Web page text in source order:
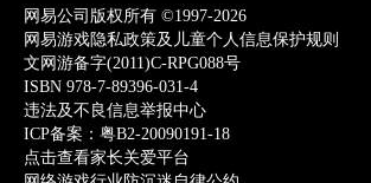
网易公司版权所有 ©1997-2026
网易游戏隐私政策及儿童个人信息保护规则
文网游备字(2011)C-RPG088号
ISBN 978-7-89396-031-4
违法及不良信息举报中心
ICP备案：粤B2-20090191-18
点击查看家长关爱平台